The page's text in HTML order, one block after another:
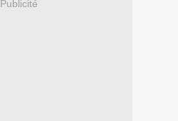
Publicité